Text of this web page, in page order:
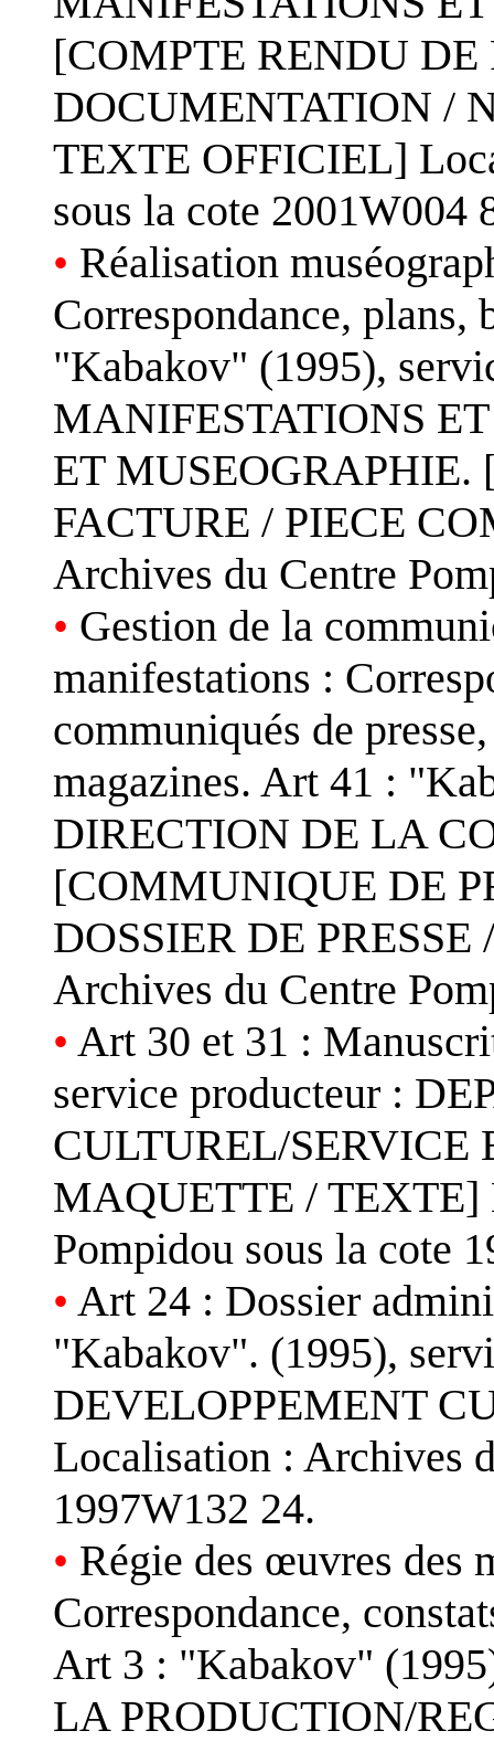
[COMPTE RENDU
DOCUMENTATION /
TEXTE OFFICIEL]
sous la cote 2001W004
• Réalisation
Correspondance, plans,
"Kabakov" (1995),
MANIFESTATIONS
ET MUSEOGRAPHIE.
FACTURE / PIECE
Archives du Centre
• Gestion de la
manifestations :
communiqués de
magazines. Art 41 :
DIRECTION DE LA
[COMMUNIQUE DE
DOSSIER DE
Archives du Centre
• Art 30 et 31 :
service producteur :
CULTUREL/
MAQUETTE / TEXTE]
Pompidou sous la cote
• Art 24 : Dossier
"Kabakov". (1995),
DEVELOPPEMENT
Localisation : Archives
1997W132 24.
• Régie des œuvres des
Correspondance,
Art 3 : "Kabakov"
LA PRODUCTION/